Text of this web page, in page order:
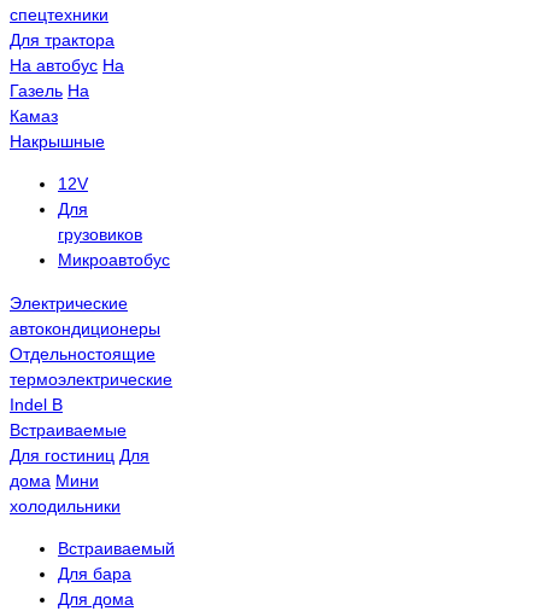
спецтехники
Для трактора
На автобус На
Газель На
Камаз
Накрышные
12V
Для
грузовиков
Микроавтобус
Электрические
автокондиционеры
Отдельностоящие
термоэлектрические
Indel B
Встраиваемые
Для гостиниц Для
дома Мини
холодильники
Встраиваемый
Для бара
Для дома